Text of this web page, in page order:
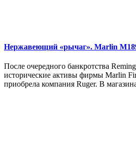
Нержавеющий «рычаг». Marlin
После очередного банкротства
исторические активы фирмы Marlin
приобрела компания Ruger. В